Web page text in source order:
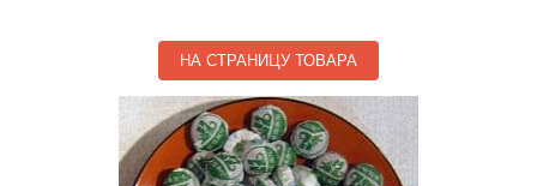
НА СТРАНИЦУ ТОВАРА